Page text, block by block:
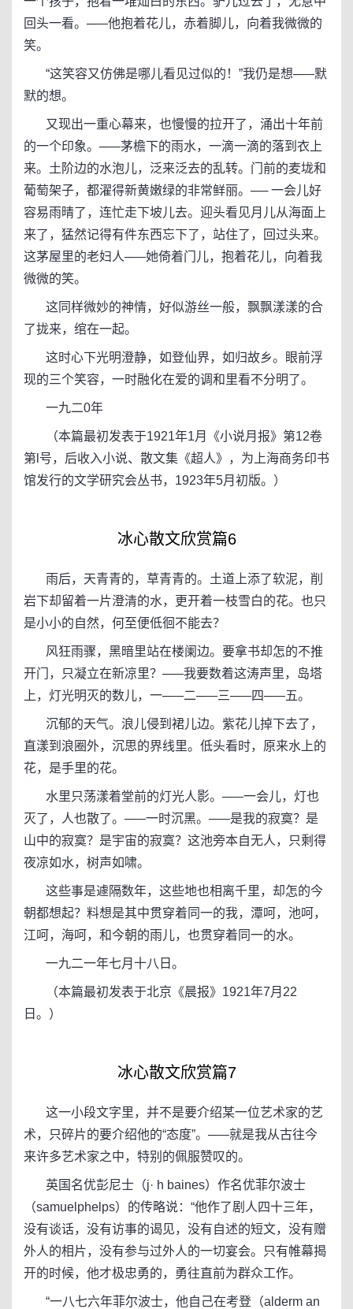
回头一看。─—他抱着花儿，赤着脚儿，向着我微微的
笑。
“这笑容又仿佛是哪儿看见过似的！”我仍是想─—默
默的想。
又现出一重心幕来，也慢慢的拉开了，涌出十年前
的一个印象。─—茅檐下的雨水，一滴一滴的落到衣上
来。土阶边的水泡儿，泛来泛去的乱转。门前的麦垅和
葡萄架子，都濯得新黄嫩绿的非常鲜丽。── 一会儿好
容易雨晴了，连忙走下坡儿去。迎头看见月儿从海面上
来了，猛然记得有件东西忘下了，站住了，回过头来。
这茅屋里的老妇人─—她倚着门儿，抱着花儿，向着我
微微的笑。
这同样微妙的神情，好似游丝一般，飘飘漾漾的合
了拢来，绾在一起。
这时心下光明澄静，如登仙界，如归故乡。眼前浮
现的三个笑容，一时融化在爱的调和里看不分明了。
一九二0年
（本篇最初发表于1921年1月《小说月报》第12卷
第l号，后收入小说、散文集《超人》，为上海商务印书
馆发行的文学研究会丛书，1923年5月初版。）
冰心散文欣赏篇6
雨后，天青青的，草青青的。土道上添了软泥，削
岩下却留着一片澄清的水，更开着一枝雪白的花。也只
是小小的自然，何至便低徊不能去？
风狂雨骤，黑暗里站在楼阑边。要拿书却怎的不推
开门，只凝立在新凉里？─—我要数着这涛声里，岛塔
上，灯光明灭的数儿，一─—二─—三─—四─—五。
沉郁的天气。浪儿侵到裙儿边。紫花儿掉下去了，
直漾到浪圈外，沉思的界线里。低头看时，原来水上的
花，是手里的花。
水里只荡漾着堂前的灯光人影。─—一会儿，灯也
灭了，人也散了。─—一时沉黑。─—是我的寂寞？是
山中的寂寞？是宇宙的寂寞？这池旁本自无人，只剩得
夜凉如水，树声如啸。
这些事是遽隔数年，这些地也相离千里，却怎的今
朝都想起？料想是其中贯穿着同一的我，潭呵，池呵，
江呵，海呵，和今朝的雨儿，也贯穿着同一的水。
一九二一年七月十八日。
（本篇最初发表于北京《晨报》1921年7月22
日。）
冰心散文欣赏篇7
这一小段文字里，并不是要介绍某一位艺术家的艺
术，只碎片的要介绍他的“态度”。─—就是我从古往今
来许多艺术家之中，特别的佩服赞叹的。
英国名优彭尼士（j· h baines）作名优菲尔波士
（samuelphelps）的传略说：“他作了剧人四十三年，
没有谈话，没有访事的谒见，没有自述的短文，没有赠
外人的相片，没有参与过外人的一切宴会。只有帷幕揭
开的时候，他才极忠勇的，勇往直前为群众工作。
“一八七六年菲尔波士，他自己在考登（alderm an